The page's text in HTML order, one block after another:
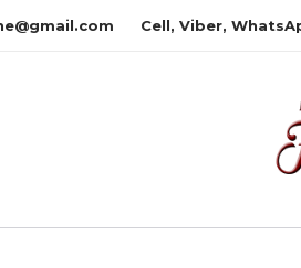
Cell, Viber,